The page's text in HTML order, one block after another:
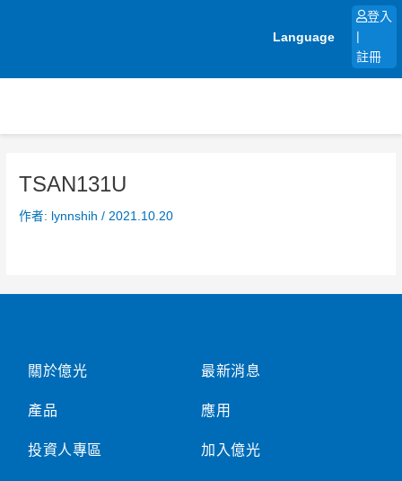
Language
登入
註冊
TSAN131U
作者: lynnshih/ 2021.10.20
關於億光
產品
投資人專區
最新消息
應用
加入億光